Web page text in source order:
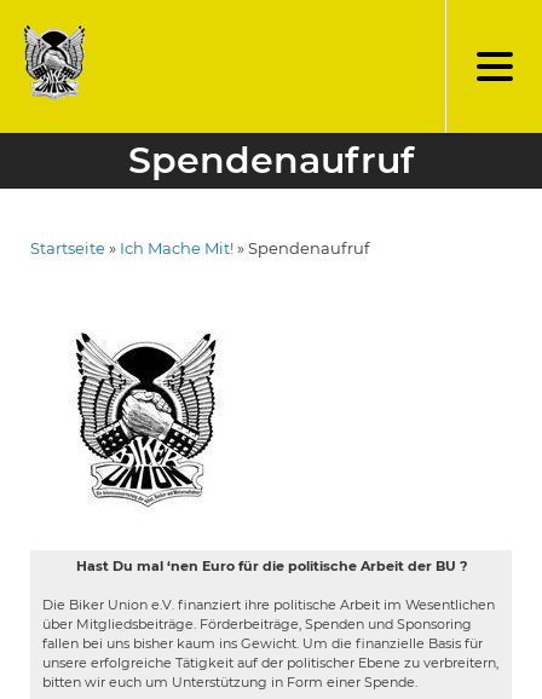
zum
Inhalt
Spendenaufruf
Startseite Ich Mache Mit! Spendenaufruf
Hast Du mal ‘nen Euro für die politische Arbeit der BU ?
Die Biker Union e.V. finanziert ihre politische Arbeit im Wesentlichen
über Mitgliedsbeiträge. Förderbeiträge, Spenden und Sponsoring
fallen bei uns bisher kaum ins Gewicht. Um die finanzielle Basis für
unsere erfolgreiche Tätigkeit auf der politischer Ebene zu verbreitern,
bitten wir euch um Unterstützung in Form einer Spende.